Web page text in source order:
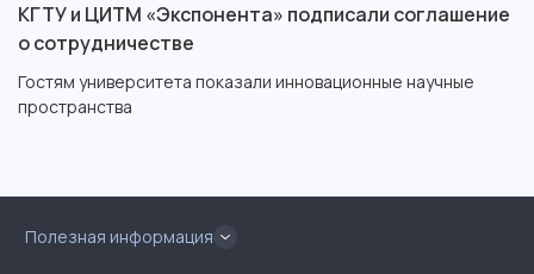
КГТУ и ЦИТМ «Экспонента» подписали соглашение
о сотрудничестве
Гостям университета показали инновационные научные
пространства
Полезная информация